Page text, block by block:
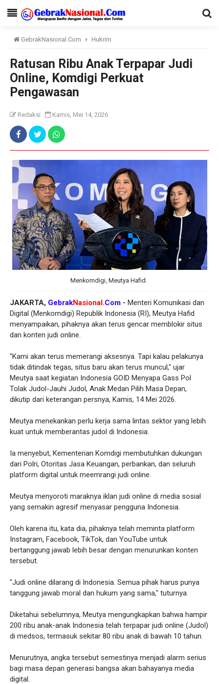
GebrakNasional.Com Hukrim
Ratusan Ribu Anak Terpapar Judi
Online, Komdigi Perkuat
Pengawasan
Redaksi Kamis, Mei 14, 2026
Menkomdigi, Meutya Hafid.
JAKARTA, GebrakNasional.Com -Menteri Komunikasi dan
Digital (Menkomdigi) Republik Indonesia (RI), Meutya Hafid
menyampaikan, pihaknya akan terus gencar memblokir situs
dan konten judi online.
"Kami akan terus memerangi aksesnya. Tapi kalau pelakunya
tidak ditindak tegas, situs baru akan terus muncul," ujar
Meutya saat kegiatan Indonesia GOID Menyapa Gass Pol
Tolak Judol-Jauhi Judol, Anak Medan Pilih Masa Depan,
dikutip dari keterangan persnya, Kamis, 14 Mei 2026.
Meutya menekankan perlu kerja sama lintas sektor yang lebih
kuat untuk memberantas judol di Indonesia.
Ia menyebut, Kementerian Komdigi membutuhkan dukungan
dari Polri, Otoritas Jasa Keuangan, perbankan, dan seluruh
platform digital untuk meemrangi judi online.
Meutya menyoroti maraknya iklan judi online di media sosial
yang semakin agresif menyasar pengguna Indonesia.
Oleh karena itu, kata dia, pihaknya telah meminta platform
Instagram, Facebook, TikTok, dan YouTube untuk
bertanggung jawab lebih besar dengan menurunkan konten
tersebut.
"Judi online dilarang di Indonesia. Semua pihak harus punya
tanggung jawab moral dan hukum yang sama," tuturnya.
Diketahui sebelumnya, Meutya mengungkapkan bahwa hampir
200 ribu anak-anak Indonesia telah terpapar judi online (Judol)
di medsos, termasuk sekitar 80 ribu anak di bawah 10 tahun.
Menurutnya, angka tersebut semestinya menjadi alarm serius
bagi masa depan generasi bangsa akan bahayanya media
digital.